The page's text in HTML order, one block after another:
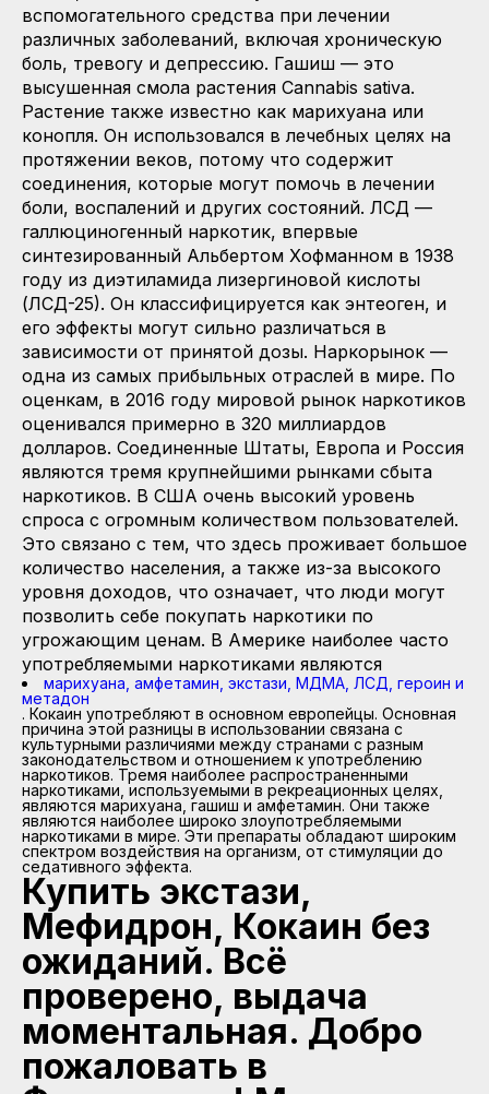
вспомогательного средства при лечении
различных заболеваний, включая хроническую
боль, тревогу и депрессию. Гашиш — это
высушенная смола растения Cannabis sativa.
Растение также известно как марихуана или
конопля. Он использовался в лечебных целях на
протяжении веков, потому что содержит
соединения, которые могут помочь в лечении
боли, воспалений и других состояний. ЛСД —
галлюциногенный наркотик, впервые
синтезированный Альбертом Хофманном в 1938
году из диэтиламида лизергиновой кислоты
(ЛСД-25). Он классифицируется как энтеоген, и
его эффекты могут сильно различаться в
зависимости от принятой дозы. Наркорынок —
одна из самых прибыльных отраслей в мире. По
оценкам, в 2016 году мировой рынок наркотиков
оценивался примерно в 320 миллиардов
долларов. Соединенные Штаты, Европа и Россия
являются тремя крупнейшими рынками сбыта
наркотиков. В США очень высокий уровень
спроса с огромным количеством пользователей.
Это связано с тем, что здесь проживает большое
количество населения, а также из-за высокого
уровня доходов, что означает, что люди могут
позволить себе покупать наркотики по
угрожающим ценам. В Америке наиболее часто
употребляемыми наркотиками являются
марихуана, амфетамин, экстази, МДМА, ЛСД, героин и
метадон
. Кокаин употребляют в основном европейцы. Основная
причина этой разницы в использовании связана с
культурными различиями между странами с разным
законодательством и отношением к употреблению
наркотиков. Тремя наиболее распространенными
наркотиками, используемыми в рекреационных целях,
являются марихуана, гашиш и амфетамин. Они также
являются наиболее широко злоупотребляемыми
наркотиками в мире. Эти препараты обладают широким
спектром воздействия на организм, от стимуляции до
седативного эффекта.
Купить экстази,
Мефидрон, Кокаин без
ожиданий. Всё
проверено, выдача
моментальная. Добро
пожаловать в